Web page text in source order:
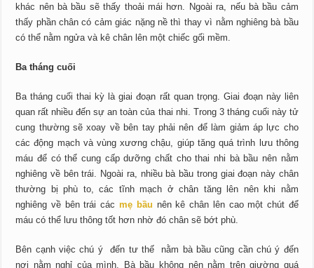
khác nên bà bầu sẽ thấy thoải mái hơn. Ngoài ra, nếu bà bầu cảm
thấy phần chân có cảm giác nặng nề thì thay vì nằm nghiêng bà bầu
có thể nằm ngửa và kê chân lên một chiếc gối mềm.
Ba tháng cuối
Ba tháng cuối thai kỳ là giai đoạn rất quan trọng. Giai đoạn này liên
quan rất nhiều đến sự an toàn của thai nhi. Trong 3 tháng cuối này tử
cung thường sẽ xoay về bên tay phải nên để làm giảm áp lực cho
các động mạch và vùng xương chậu, giúp tăng quá trình lưu thông
máu để có thể cung cấp dưỡng chất cho thai nhi bà bầu nên nằm
nghiêng về bên trái. Ngoài ra, nhiều bà bầu trong giai đoạn này chân
thường bị phù to, các tĩnh mạch ở chân tăng lên nên khi nằm
nghiêng về bên trái các mẹ bầu nên kê chân lên cao một chút để
máu có thể lưu thông tốt hơn nhờ đó chân sẽ bớt phù.
Bên cạnh việc chú ý đến tư thế nằm bà bầu cũng cần chú ý đến
nơi nằm nghỉ của mình. Bà bầu không nên nằm trên giường quá